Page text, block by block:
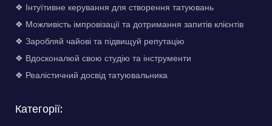
❖ Інтуїтивне керування для створення татуювань
❖ Можливість імпровізації та дотримання запитів клієнтів
❖ Заробляй чайові та підвищуй репутацію
❖ Вдосконалюй свою студію та інструменти
❖ Реалістичний досвід татуювальника
Категорії: